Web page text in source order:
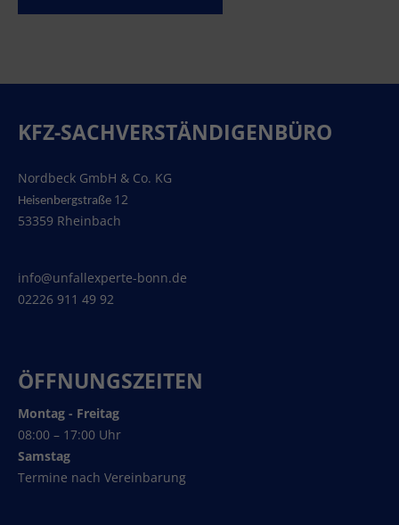
KFZ-SACHVERSTÄNDIGENBÜRO
Nordbeck GmbH & Co. KG
Heisenbergstraße 12
53359 Rheinbach
info@unfallexperte-bonn.de
02226 911 49 92
ÖFFNUNGSZEITEN
Montag - Freitag
08:00 – 17:00 Uhr
Samstag
Termine nach Vereinbarung